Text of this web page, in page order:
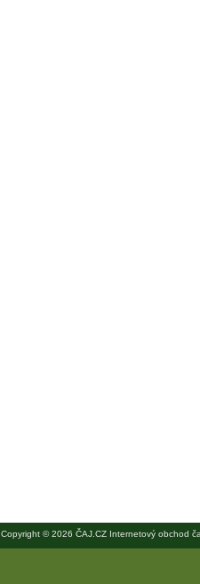
Copyright © 2026 ČAJ.CZ Internetový obchod